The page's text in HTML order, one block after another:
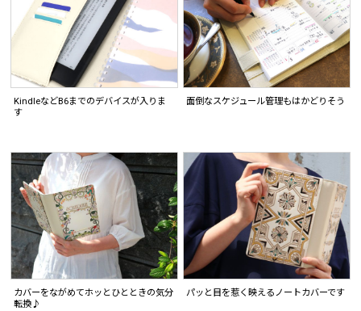
KindleなどB6までのデバイスが入りま
す
面倒なスケジュール管理もはかどりそう
カバーをながめてホッとひとときの気分
転換♪
パッと目を惹く映えるノートカバーです